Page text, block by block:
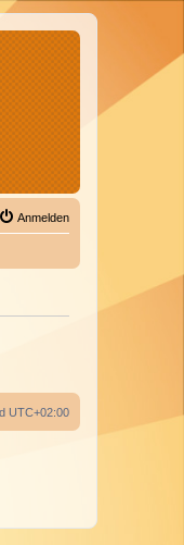
Anmelden
UTC+02:00